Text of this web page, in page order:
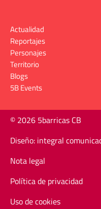
Actualidad
Reportajes
Personajes
Territorio
Blogs
5B Events
© 2026 5barricas CB
Diseño: integral
Nota legal
Política de privacidad
Uso de cookies